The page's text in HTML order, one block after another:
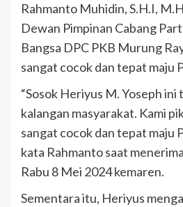
Rahmanto Muhidin, S.H.I,
Dewan Pimpinan Cabang
Bangsa DPC PKB Murung
sangat cocok dan tepat maju
“Sosok Heriyus M. Yoseph ini
kalangan masyarakat. Kami
sangat cocok dan tepat maju
kata Rahmanto saat
Rabu 8 Mei 2024 kemaren.
Sementara itu, Heriyus